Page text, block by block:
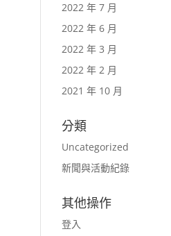
2022 年 7 月
2022 年 6 月
2022 年 3 月
2022 年 2 月
2021 年 10 月
分類
Uncategorized
新聞與活動紀錄
其他操作
登入